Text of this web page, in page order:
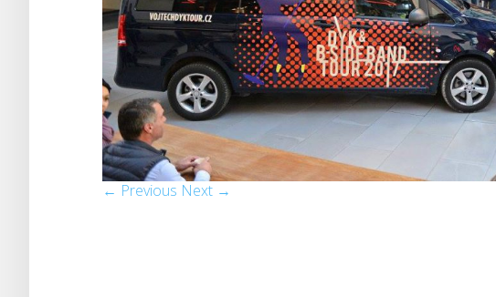
← Previous Next →